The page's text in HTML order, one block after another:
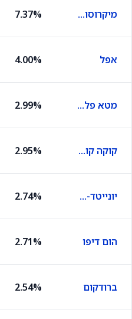
מיקרוסופט 7.37%
אפל 4.00%
מטא פלטפורמס 2.99%
קוקה קולה 2.95%
יונייטד-הלת'גרופ 2.74%
הום דיפו 2.71%
ברודקום 2.54%